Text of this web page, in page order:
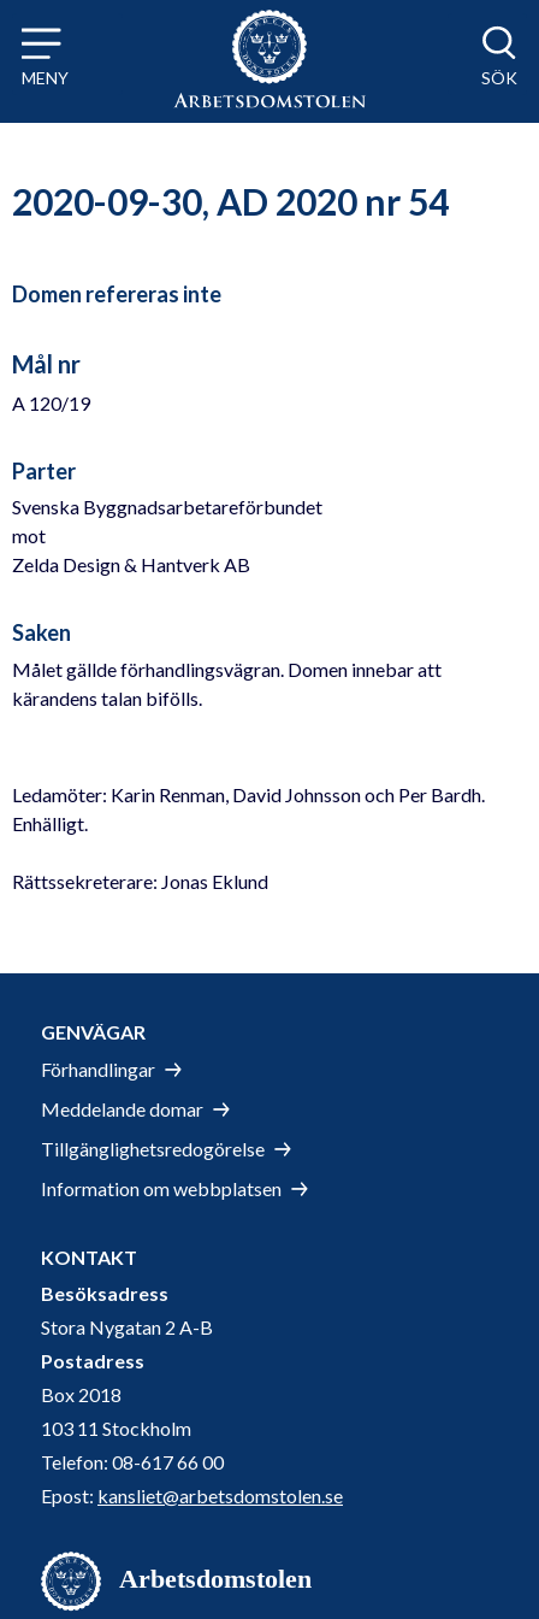
Till innehåll på sidan x
MENY SÖK
2020-09-30, AD 2020 nr 54
Domen refereras inte
Mål nr
A 120/19
Parter
Svenska Byggnadsarbetareförbundet
mot
Zelda Design & Hantverk AB
Saken
Målet gällde förhandlingsvägran. Domen innebar att
kärandens talan bifölls.
Ledamöter: Karin Renman, David Johnsson och Per Bardh.
Enhälligt.
Rättssekreterare: Jonas Eklund
GENVÄGAR
Förhandlingar
Meddelande domar
Tillgänglighetsredogörelse
Information om webbplatsen
KONTAKT
Besöksadress
Stora Nygatan 2 A-B
Postadress
Box 2018
103 11 Stockholm
Telefon: 08-617 66 00
Epost: kansliet@arbetsdomstolen.se